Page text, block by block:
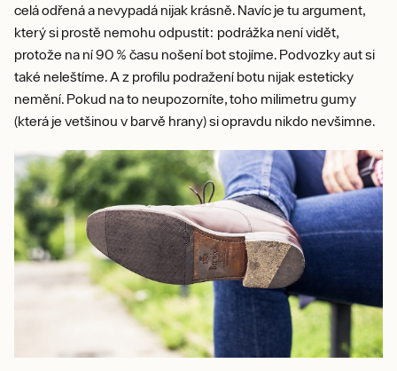
celá odřená a nevypadá nijak krásně. Navíc je tu argument,
který si prostě nemohu odpustit: podrážka není vidět,
protože na ní 90 % času nošení bot stojíme. Podvozky aut si
také neleštíme. A z profilu podražení botu nijak esteticky
nemění. Pokud na to neupozorníte, toho milimetru gumy
(která je vetšinou v barvě hrany) si opravdu nikdo nevšimne.